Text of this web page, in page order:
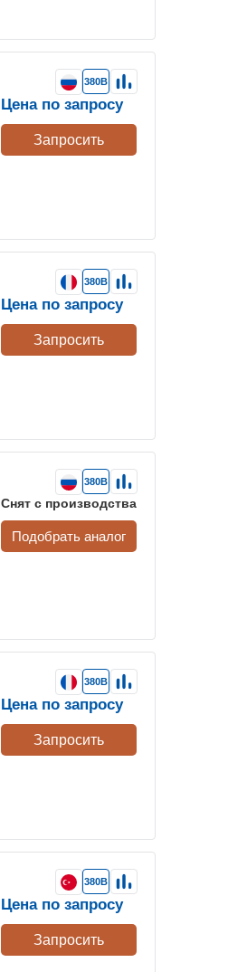
380В
Цена по запросу
Запросить
380В
Цена по запросу
Запросить
380В
Снят с производства
Подобрать аналог
380В
Цена по запросу
Запросить
380В
Цена по запросу
Запросить